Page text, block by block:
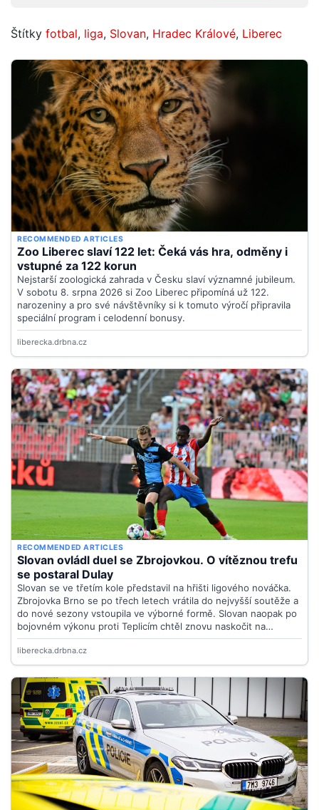
Štítky fotbal, liga, Slovan, Hradec Králové, Liberec